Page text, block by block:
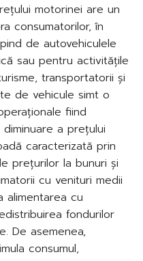
motorinei are un
consumatorilor, în
de autovehiculele
sau pentru activitățile
transportatorii și
de vehicule simt o
fiind
a prețului
caracterizată prin
prețurilor la bunuri și
cu venituri medii
alimentarea cu
fondurilor
De asemenea,
consumul,